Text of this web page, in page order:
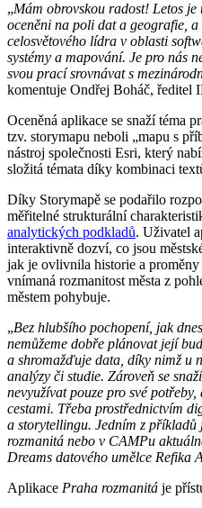
„Mám obrovskou radost! Letos
oceněni na poli dat a geografie,
celosvětového lídra v oblasti
systémy a mapování. Je pro nás
svou prací srovnávat s
komentuje Ondřej Boháč, ředitel
Oceněná aplikace se snaží téma
tzv. storymapu neboli „mapu s
nástroj společnosti Esri, který
složitá témata díky kombinaci
Díky Storymapě se podařilo
měřitelné strukturální
analytických podkladů. Uživatel
interaktivně dozví, co jsou
jak je ovlivnila historie a
vnímaná rozmanitost města z
městem pohybuje.
„Bez hlubšího pochopení, jak
nemůžeme dobře plánovat její
a shromažďuje data, díky nimž u
analýzy či studie. Zároveň se
nevyužívat pouze pro své
cestami. Třeba prostřednictvím
a storytellingu. Jedním z
rozmanitá nebo v CAMPu
Dreams datového umělce Refika
Aplikace Praha rozmanitá je